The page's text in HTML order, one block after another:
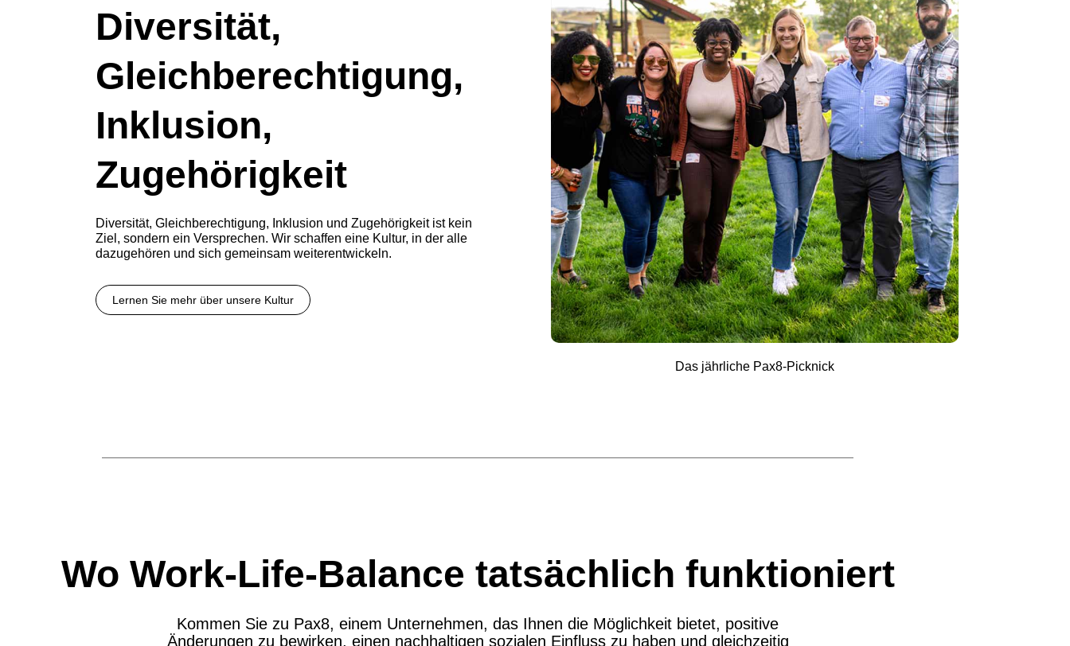
Diversität,
Gleichberechtigung,
Inklusion,
Zugehörigkeit
Diversität, Gleichberechtigung, Inklusion und Zugehörigkeit ist kein
Ziel, sondern ein Versprechen. Wir schaffen eine Kultur, in der alle
dazugehören und sich gemeinsam weiterentwickeln.
Lernen Sie mehr über unsere Kultur
Das jährliche Pax8‑Picknick
Wo Work-Life-Balance tatsächlich funktioniert
Kommen Sie zu Pax8, einem Unternehmen, das Ihnen die Möglichkeit bietet, positive
Änderungen zu bewirken, einen nachhaltigen sozialen Einfluss zu haben und gleichzeitig